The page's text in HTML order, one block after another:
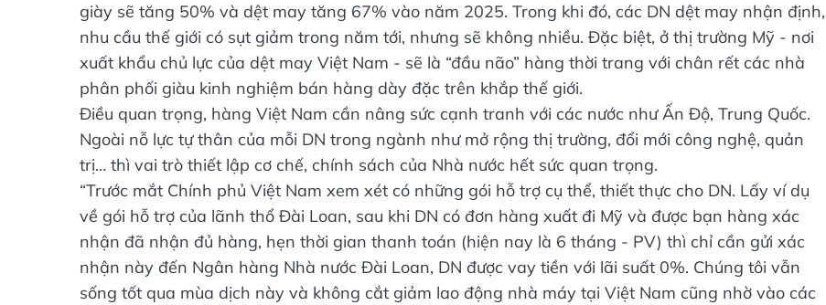
giày sẽ tăng 50% và dệt may tăng 67% vào năm 2025. Trong khi đó, các DN dệt may nhận định,
nhu cầu thế giới có sụt giảm trong năm tới, nhưng sẽ không nhiều. Đặc biệt, ở thị trường Mỹ - nơi
xuất khẩu chủ lực của dệt may Việt Nam - sẽ là “đầu não” hàng thời trang với chân rết các nhà
phân phối giàu kinh nghiệm bán hàng dày đặc trên khắp thế giới.
Điều quan trọng, hàng Việt Nam cần nâng sức cạnh tranh với các nước như Ấn Độ, Trung Quốc.
Ngoài nỗ lực tự thân của mỗi DN trong ngành như mở rộng thị trường, đổi mới công nghệ, quản
trị… thì vai trò thiết lập cơ chế, chính sách của Nhà nước hết sức quan trọng.
“Trước mắt Chính phủ Việt Nam xem xét có những gói hỗ trợ cụ thể, thiết thực cho DN. Lấy ví dụ
về gói hỗ trợ của lãnh thổ Đài Loan, sau khi DN có đơn hàng xuất đi Mỹ và được bạn hàng xác
nhận đã nhận đủ hàng, hẹn thời gian thanh toán (hiện nay là 6 tháng - PV) thì chỉ cần gửi xác
nhận này đến Ngân hàng Nhà nước Đài Loan, DN được vay tiền với lãi suất 0%. Chúng tôi vẫn
sống tốt qua mùa dịch này và không cắt giảm lao động nhà máy tại Việt Nam cũng nhờ vào các